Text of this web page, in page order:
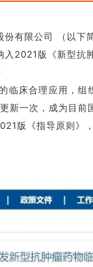
有限公司 （以
2021版《新型抗
临床合理应用，组
新一次，成为目
版《指导原则》